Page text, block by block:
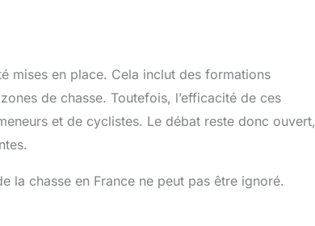
mises en place. Cela inclut des formations
de chasse. Toutefois, l’efficacité de ces
et de cyclistes. Le débat reste donc ouvert,
la chasse en France ne peut pas être ignoré.